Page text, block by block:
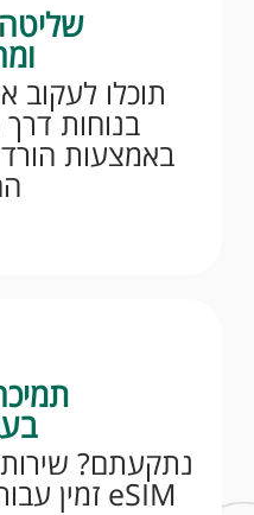
תוכלו
בנוחות
eSIM זמין עבורכם בעברית 24/7